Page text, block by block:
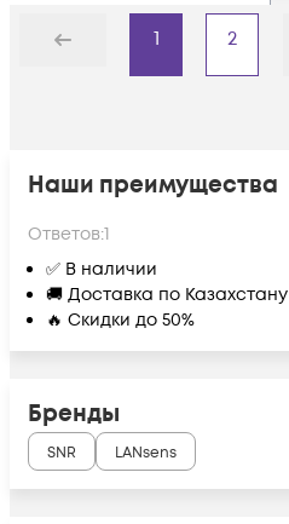
Назад
1 2
Наши преимущества
Ответов:1
✅ В наличии
🚚 Доставка по Казахстану
🔥 Скидки до 50%
Бренды
SNR LANsens